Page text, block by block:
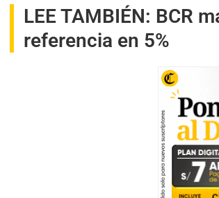
LEE TAMBIÉN: BCR
referencia en 5%